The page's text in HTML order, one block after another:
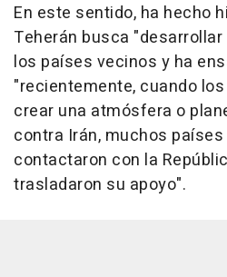
En este sentido, ha hecho
Teherán busca
los países vecinos y ha
"recientemente, cuando
crear una atmósfera o
contra Irán, muchos
contactaron con la
trasladaron su apoyo".